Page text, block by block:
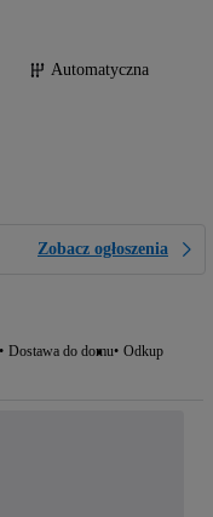
Automatyczna
Zobacz ogłoszenia
Dostawa do domu Odkup